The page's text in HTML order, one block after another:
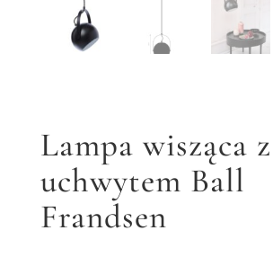
Lampa wisząca z
uchwytem Ball
Frandsen